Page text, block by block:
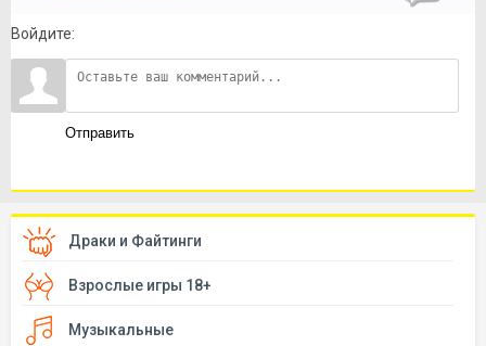
Войдите:
Отправить
Драки и Файтинги
Взрослые игры 18+
Музыкальные